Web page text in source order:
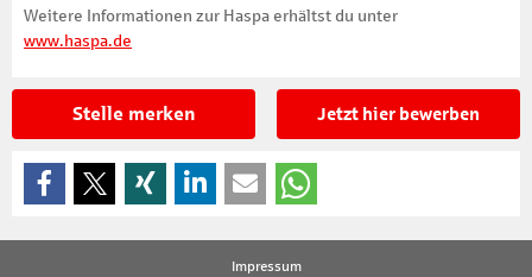
Weitere Informationen zur Haspa erhältst du unter
www.haspa.de
Jetzt hier bewerben
Stelle merken
Impressum